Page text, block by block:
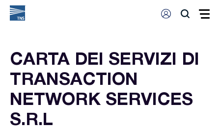
CARTA DEI SERVIZI DI
TRANSACTION
NETWORK SERVICES
S.R.L